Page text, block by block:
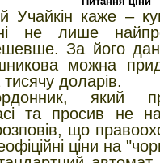
Учайкін каже –
не лише
За його
можна
тисячу доларів.
який
та просив не
що
ціни на